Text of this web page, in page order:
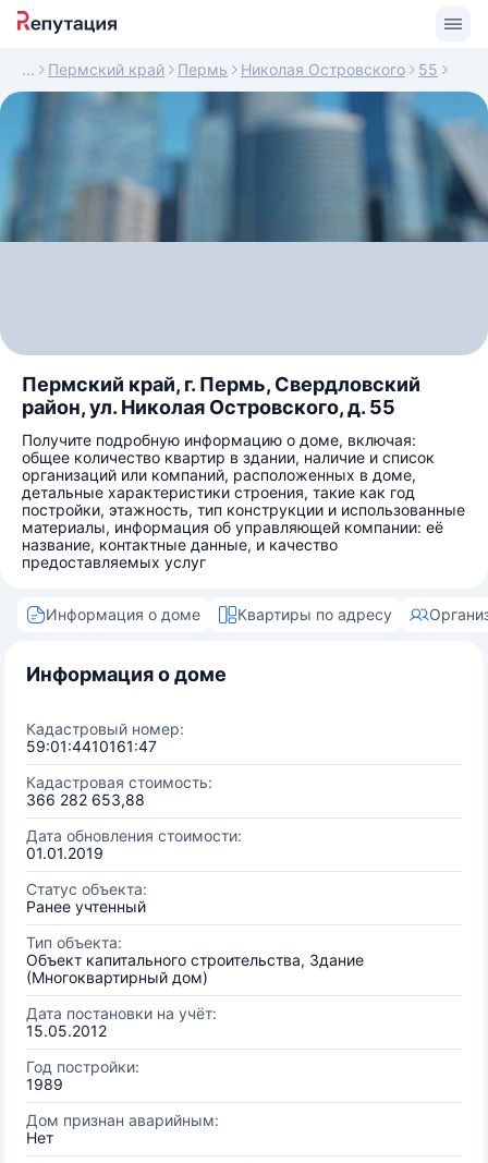
Пермский край Пермь Николая Островского 55
Пермский край, г. Пермь, Свердловский
район, ул. Николая Островского, д. 55
Получите подробную информацию о доме, включая:
общее количество квартир в здании, наличие и список
организаций или компаний, расположенных в доме,
детальные характеристики строения, такие как год
постройки, этажность, тип конструкции и использованные
материалы, информация об управляющей компании: её
название, контактные данные, и качество
предоставляемых услуг
Информация о доме Квартиры по адресу
Информация о доме
Кадастровый номер:
59:01:4410161:47
Кадастровая стоимость:
366 282 653,88
Дата обновления стоимости:
01.01.2019
Статус объекта:
Ранее учтенный
Тип объекта:
Объект капитального строительства, Здание
(Многоквартирный дом)
Дата постановки на учёт:
15.05.2012
Год постройки:
1989
Дом признан аварийным:
Нет